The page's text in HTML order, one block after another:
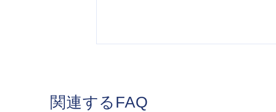
関連するFAQ